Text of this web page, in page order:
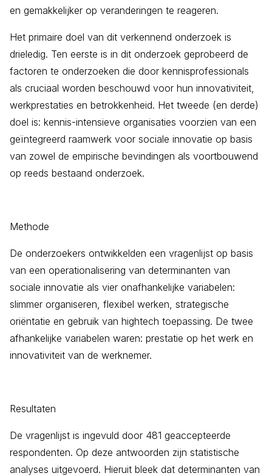
en gemakkelijker op veranderingen te reageren.
Het primaire doel van dit verkennend onderzoek is
drieledig. Ten eerste is in dit onderzoek geprobeerd de
factoren te onderzoeken die door kennisprofessionals
als cruciaal worden beschouwd voor hun innovativiteit,
werkprestaties en betrokkenheid. Het tweede (en derde)
doel is: kennis-intensieve organisaties voorzien van een
geïntegreerd raamwerk voor sociale innovatie op basis
van zowel de empirische bevindingen als voortbouwend
op reeds bestaand onderzoek.
Methode
De onderzoekers ontwikkelden een vragenlijst op basis
van een operationalisering van determinanten van
sociale innovatie als vier onafhankelijke variabelen:
slimmer organiseren, flexibel werken, strategische
oriëntatie en gebruik van hightech toepassing. De twee
afhankelijke variabelen waren: prestatie op het werk en
innovativiteit van de werknemer.
Resultaten
De vragenlijst is ingevuld door 481 geaccepteerde
respondenten. Op deze antwoorden zijn statistische
analyses uitgevoerd. Hieruit bleek dat determinanten van